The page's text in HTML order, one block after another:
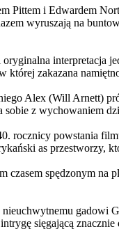
Pittem i Edwardem
wyruszają na
interpretacja
której zakazana
Alex (Will Arnett)
sobie z wychowaniem
rocznicy powstania
as przestworzy,
spędzonym na
gadowi
sięgającą